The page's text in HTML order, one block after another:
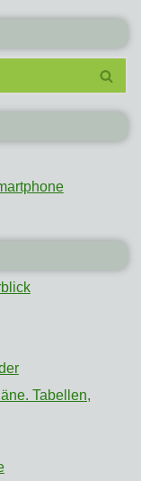
Tabellen,